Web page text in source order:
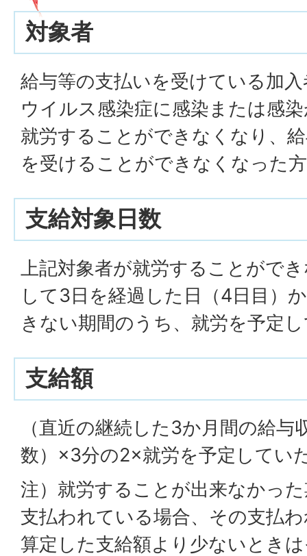
対象者
給与等の支払いを受けている加
ウイルス感染症に感染または感
就労することができなくなり、
を受けることができなくなった方
支給対象日数
上記対象者が就労することがで
して3日を経過した日（4日目）
きない期間のうち、就労を予定
支給額
（直近の継続した3か月間の給
数）×3分の2×就労を予定してい
注）就労することが出来なかっ
支払われている場合、その支払
算定した支給額より少ないとき